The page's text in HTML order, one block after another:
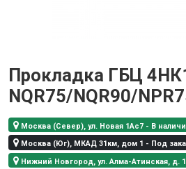
Прокладка ГБЦ
NQR75/NQR90/
Москва (Север), ул. Новая 1Ас7 - В
Москва (Юг), МКАД 31км, дом 1 - Под
Нижний Новгород, ул. Алма-Атинская, д.